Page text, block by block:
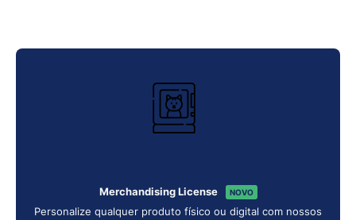
Merchandising License NOVO
Personalize qualquer produto físico ou digital com nossos